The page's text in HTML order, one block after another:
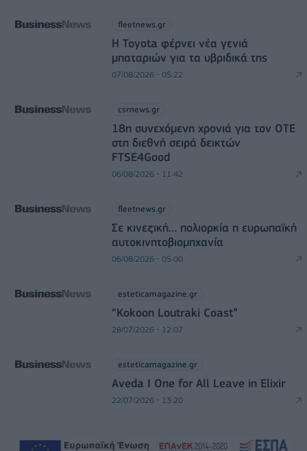
fleetnews.gr
Η Toyota φέρνει νέα γενιά
μπαταριών για τα υβριδικά της
07/08/2026 - 05:22
csrnews.gr
18η συνεχόμενη χρονιά για τον ΟΤΕ
στη διεθνή σειρά δεικτών
FTSE4Good
06/08/2026 - 11:42
fleetnews.gr
Σε κινεζική… πολιορκία η ευρωπαϊκή
αυτοκινητοβιομηχανία
06/08/2026 - 05:00
esteticamagazine.gr
“Kokoon Loutraki Coast”
28/07/2026 - 12:07
esteticamagazine.gr
Aveda I One for All Leave in Elixir
22/07/2026 - 13:20